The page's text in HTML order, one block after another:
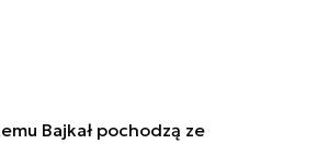
Bajkał pochodzą ze